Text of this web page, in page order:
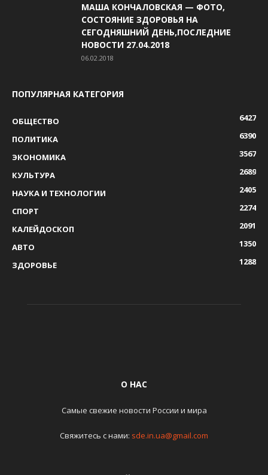
МАША КОНЧАЛОВСКАЯ — ФОТО,
СОСТОЯНИЕ ЗДОРОВЬЯ НА
СЕГОДНЯШНИЙ ДЕНЬ,ПОСЛЕДНИЕ
НОВОСТИ 27.04.2018
06.02.2018
ПОПУЛЯРНАЯ КАТЕГОРИЯ
ОБЩЕСТВО
6427
ПОЛИТИКА
6390
ЭКОНОМИКА
3567
КУЛЬТУРА
2689
НАУКА И ТЕХНОЛОГИИ
2405
СПОРТ
2274
КАЛЕЙДОСКОП
2091
АВТО
1350
ЗДОРОВЬЕ
1288
О НАС
Самые свежие новости России и мира
Свяжитесь с нами: sde.in.ua@gmail.com